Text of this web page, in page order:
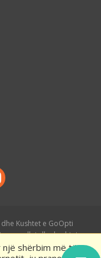
shërbim më të
Kushtet e GoOpti
– rregullat dhe kushtet